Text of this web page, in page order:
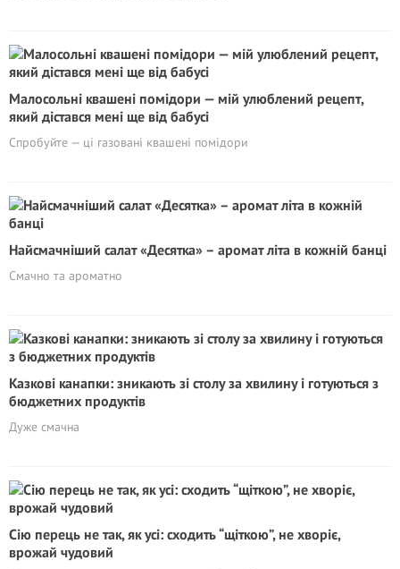
Малосольні квашені помідори — мій улюблений рецепт,
який дістався мені ще від бабусі
Спробуйте — ці газовані квашені помідори
Найсмачніший салат «Десятка» – аромат літа в кожній банці
Смачно та ароматно
Казкові канапки: зникають зі столу за хвилину і готуються з
бюджетних продуктів
Дуже смачна
Сію перець не так, як усі: сходить “щіткою”, не хворіє,
врожай чудовий